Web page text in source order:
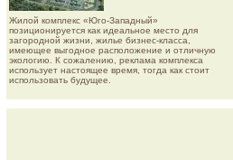
Жилой комплекс «Юго-Западный»
позиционируется как идеальное место для
загородной жизни, жилье бизнес-класса,
имеющее выгодное расположение и отличную
экологию. К сожалению, реклама комплекса
использует настоящее время, тогда как стоит
использовать будущее.